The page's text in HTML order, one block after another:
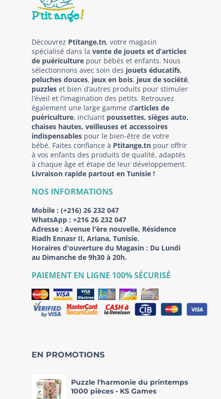
Découvrez Ptitange.tn, votre magasin
spécialisé dans la vente de jouets et d’articles
de puériculture pour bébés et enfants. Nous
sélectionnons avec soin des jouets éducatifs,
peluches douces, jeux en bois, jeux de société,
puzzles et bien d’autres produits pour stimuler
l’éveil et l’imagination des petits. Retrouvez
également une large gamme d’articles de
puériculture, incluant poussettes, sièges auto,
chaises hautes, veilleuses et accessoires
indispensables pour le bien-être de votre
bébé. Faites confiance à Ptitange.tn pour offrir
à vos enfants des produits de qualité, adaptés
à chaque âge et étape de leur développement.
Livraison rapide partout en Tunisie !
NOS INFORMATIONS
Mobile : (+216) 26 232 047
WhatsApp : +216 26 232 047
Adresse : Avenue l'ère nouvelle, Résidence
Riadh Ennasr II, Ariana, Tunisie.
Horaires d'ouverture du Magasin : Du Lundi
au Dimanche de 9h30 à 20h.
PAIEMENT EN LIGNE 100% SÉCURISÉ
EN PROMOTIONS
Puzzle l'harmonie du printemps
1000 pièces - KS Games